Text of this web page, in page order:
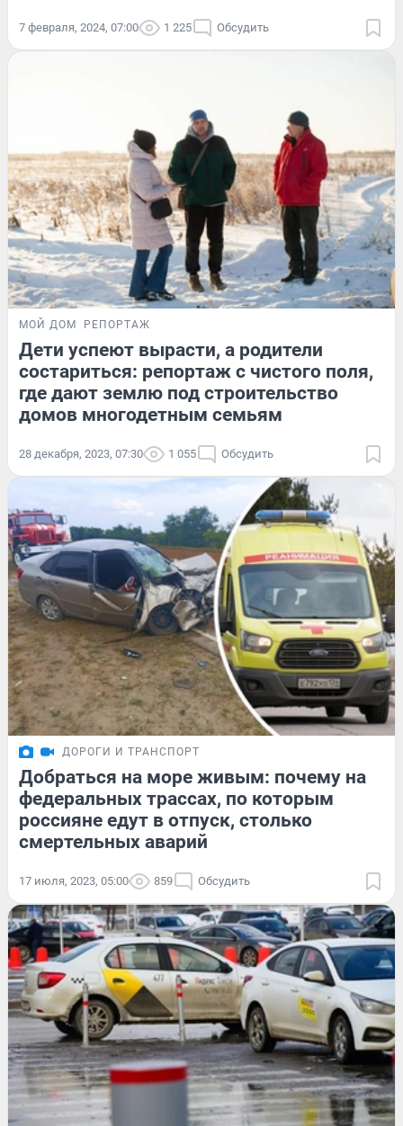
7 февраля, 2024, 07:00 1 225 Обсудить
МОЙ ДОМ РЕПОРТАЖ
Дети успеют вырасти, а родители
состариться: репортаж с чистого поля,
где дают землю под строительство
домов многодетным семьям
28 декабря, 2023, 07:30 1 055 Обсудить
ДОРОГИ И ТРАНСПОРТ
Добраться на море живым: почему на
федеральных трассах, по которым
россияне едут в отпуск, столько
смертельных аварий
17 июля, 2023, 05:00 859 Обсудить